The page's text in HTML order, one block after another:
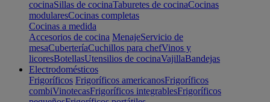
cocinaSillas de cocinaTaburetes de cocinaCocinas
modularesCocinas completas
Cocinas a medida
Accesorios de cocina MenajeServicio de
mesaCuberteríaCuchillos para chefVinos y
licoresBotellasUtensilios de cocinaVajillaBandejas
Electrodomésticos
Frigoríficos Frigoríficos americanosFrigoríficos
combiVinotecasFrigoríficos integrablesFrigoríficos